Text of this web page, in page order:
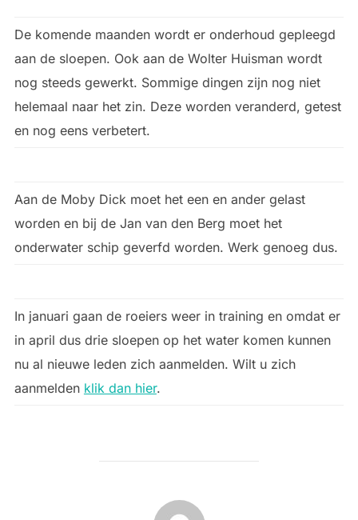
De komende maanden wordt er onderhoud gepleegd
aan de sloepen. Ook aan de Wolter Huisman wordt
nog steeds gewerkt. Sommige dingen zijn nog niet
helemaal naar het zin. Deze worden veranderd, getest
en nog eens verbetert.
Aan de Moby Dick moet het een en ander gelast
worden en bij de Jan van den Berg moet het
onderwater schip geverfd worden. Werk genoeg dus.
In januari gaan de roeiers weer in training en omdat er
in april dus drie sloepen op het water komen kunnen
nu al nieuwe leden zich aanmelden. Wilt u zich
aanmelden klik dan hier.
BERICHTAUTEUR